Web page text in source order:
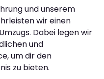
und unserem
wir einen
Dabei legen wir
und
um dir den
zu bieten.